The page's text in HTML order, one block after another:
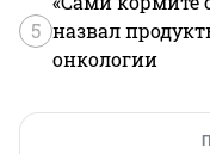
5 назвал
онкологии